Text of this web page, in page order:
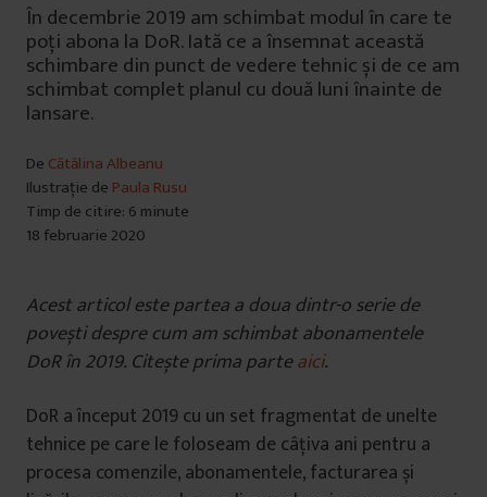
În decembrie 2019 am schimbat modul în care te
poți abona la DoR. Iată ce a însemnat această
schimbare din punct de vedere tehnic și de ce am
schimbat complet planul cu două luni înainte de
lansare.
De Cătălina Albeanu
Ilustrație de Paula Rusu
Timp de citire: 6 minute
18 februarie 2020
Acest articol este partea a doua dintr-o serie de
povești despre cum am schimbat abonamentele
DoR în 2019. Citește prima parteaici.
DoR a început 2019 cu un set fragmentat de unelte
tehnice pe care le foloseam de câțiva ani pentru a
procesa comenzile, abonamentele, facturarea și